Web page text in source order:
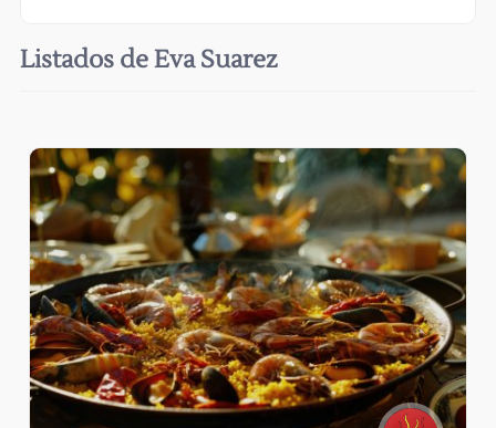
Listados de Eva Suarez